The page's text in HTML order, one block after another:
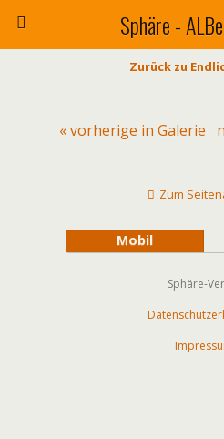
Sphäre -
Zurück zu
« vorherige in Galerie
Zum
Mobil
Sphäre-